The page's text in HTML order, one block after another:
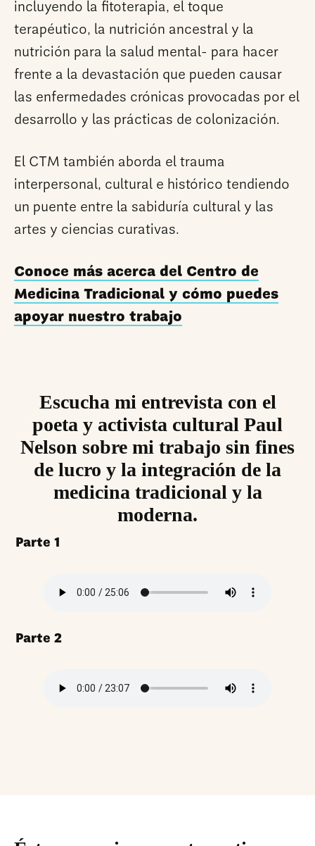
incluyendo la fitoterapia, el toque
terapéutico, la nutrición ancestral y la
nutrición para la salud mental- para hacer
frente a la devastación que pueden causar
las enfermedades crónicas provocadas por el
desarrollo y las prácticas de colonización.
El CTM también aborda el trauma
interpersonal, cultural e histórico tendiendo
un puente entre la sabiduría cultural y las
artes y ciencias curativas.
Conoce más acerca del Centro de
Medicina Tradicional y cómo puedes
apoyar nuestro trabajo
Escucha mi entrevista con el
poeta y activista cultural Paul
Nelson sobre mi trabajo sin fines
de lucro y la integración de la
medicina tradicional y la
moderna.
Parte 1
Parte 2